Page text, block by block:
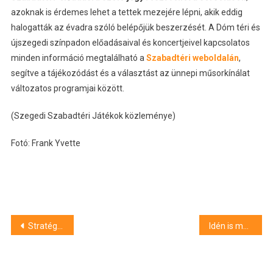
azoknak is érdemes lehet a tettek mezejére lépni, akik eddig
halogatták az évadra szóló belépőjük beszerzését. A Dóm téri és
újszegedi színpadon előadásaival és koncertjeivel kapcsolatos
minden információ megtalálható aSzabadtéri weboldalán,
segítve a tájékozódást és a választást az ünnepi műsorkínálat
változatos programjai között.
(Szegedi Szabadtéri Játékok közleménye)
Fotó: Frank Yvette
Bejegyzés
Stratégiai együttműködést kötött az SZTE Mérnöki Kar és a Szegedi SZC Kőrösy József Közgazdasági Technikum Idén is megrendezik a Szegedi Nyári Akadémiát az SZTE Bartók Béla Művészeti Karon